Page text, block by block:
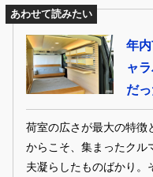
列目シートを現在開発中
あわせて読みたい
年
ャ
だ
荷室の広さが最大の特徴
からこそ、集まったクル
夫凝らしたものばかり。